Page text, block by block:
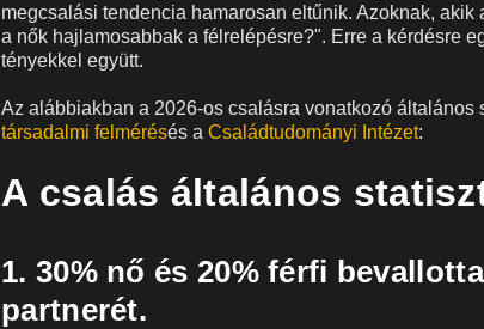
megcsalási tendencia hamarosan eltűnik. Azoknak,
a nők hajlamosabbak a félrelépésre?". Erre a kérdésre
tényekkel együtt.
Az alábbiakban a 2026-os csalásra vonatkozó általános
társadalmi felmérésés a Családtudományi Intézet:
A csalás általános
1. 30% nő és 20% férfi
partnerét.